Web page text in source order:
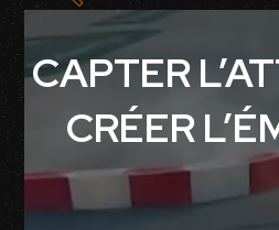
CAPTER
CRÉER